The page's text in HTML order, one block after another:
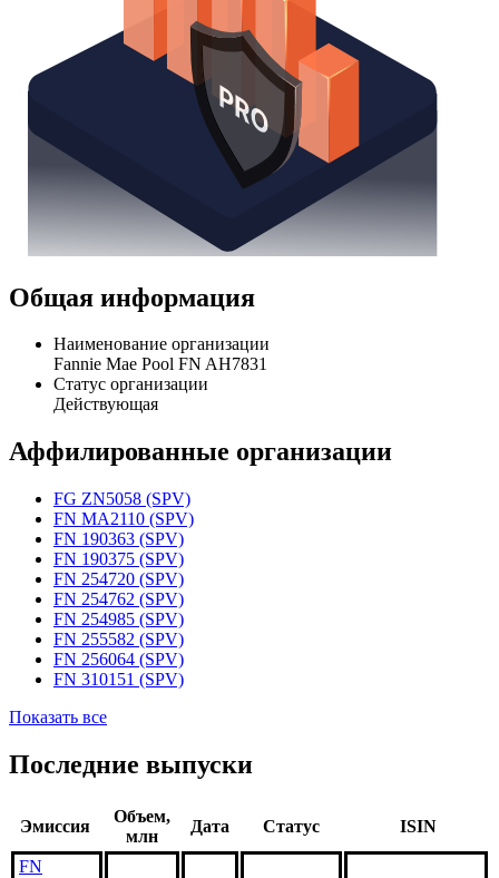
Общая информация
Наименование организации
Fannie Mae Pool FN AH7831
Статус организации
Действующая
Аффилированные организации
FG ZN5058 (SPV)
FN MA2110 (SPV)
FN 190363 (SPV)
FN 190375 (SPV)
FN 254720 (SPV)
FN 254762 (SPV)
FN 254985 (SPV)
FN 255582 (SPV)
FN 256064 (SPV)
FN 310151 (SPV)
Показать все
Последние выпуски
Эмиссия
Объем,
млн
Дата Статус ISIN
FN